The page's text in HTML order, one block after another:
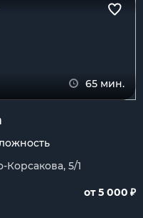
65 мин.
Корсакова, 5/1
от 5 000 ₽